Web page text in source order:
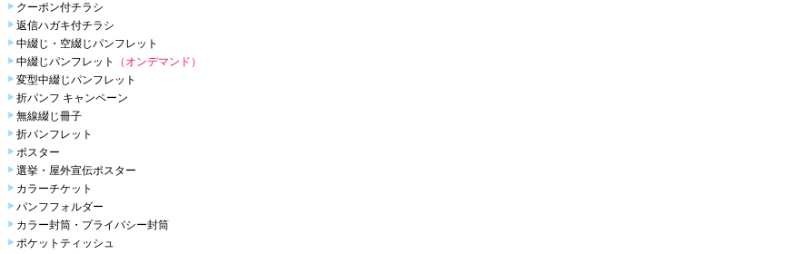
クーポン付チラシ
返信ハガキ付チラシ
中綴じ・空綴じパンフレット
中綴じパンフレット
（オンデマンド）
変型中綴じパンフレット
折パンフ キャンペーン
無線綴じ冊子
折パンフレット
ポスター
選挙・屋外宣伝ポスター
カラーチケット
パンフフォルダー
カラー封筒・プライバシー封筒
ポケットティッシュ